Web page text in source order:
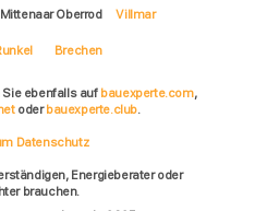
Mittenaar Oberrod Villmar
Brechen
ebenfalls auf bauexperte.com,
oderbauexperte.club.
Datenschutz
Energieberater oder
brauchen.